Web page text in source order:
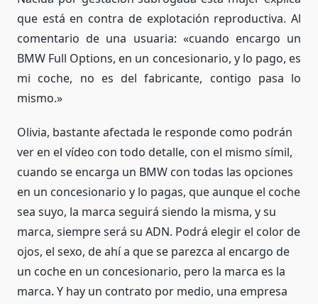
que está en contra de explotación reproductiva. Al
comentario de una usuaria: «cuando encargo un
BMW Full Options, en un concesionario, y lo pago, es
mi coche, no es del fabricante, contigo pasa lo
mismo.»
Olivia, bastante afectada le responde como podrán
ver en el vídeo con todo detalle, con el mismo símil,
cuando se encarga un BMW con todas las opciones
en un concesionario y lo pagas, que aunque el coche
sea suyo, la marca seguirá siendo la misma, y su
marca, siempre será su ADN. Podrá elegir el color de
ojos, el sexo, de ahí a que se parezca al encargo de
un coche en un concesionario, pero la marca es la
marca. Y hay un contrato por medio, una empresa